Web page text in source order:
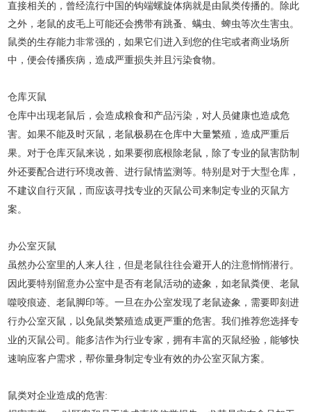
直接相关的，曾经流行中国的钩端螺旋体病就是由鼠类传播的。除此
之外，老鼠的皮毛上可能还会携带有跳蚤、螨虫、蜱虫等次生害虫。
鼠类的生存能力非常强的，如果它们进入到您的住宅或者商业场所
中，便会传播疾病，造成严重损失并且污染食物。
仓库灭鼠
仓库中出现老鼠后，会造成粮食和产品污染，对人员健康也造成危
害。如果不能及时灭鼠，老鼠极易在仓库中大量繁殖，造成严重后
果。对于仓库灭鼠来说，如果要彻底根除老鼠，除了专业的鼠害防制
外还要配合进行环境改善、进行鼠情监测等。特别是对于大型仓库，
不建议自行灭鼠，而应该寻找专业的灭鼠公司来制定专业的灭鼠方
案。
办公室灭鼠
虽然办公室里的人来人往，但是老鼠往往会避开人的注意悄悄潜行。
因此要特别留意办公室中是否有老鼠活动的迹象，如老鼠粪便、老鼠
噬咬痕迹、老鼠脚印等。一旦在办公室发现了老鼠迹象，需要即刻进
行办公室灭鼠，以免鼠类繁殖造成更严重的危害。我们推荐您选择专
业的灭鼠公司。能多洁作为行业专家，拥有丰富的灭鼠经验，能够快
速响应客户需求，帮你量身制定专业有效的办公室灭鼠方案。
鼠类对企业造成的危害: